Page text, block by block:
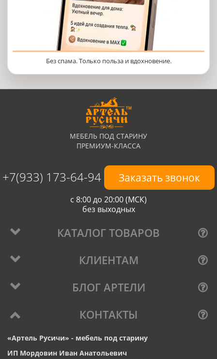
Без спама. Только польза и вдохновение.
МЕБЕЛЬ ПОД СТАРИНУ
ПРЕМИУМ-КЛАССА
+7(933) 173-64-94 Заказать звонок
с 8:00 до 20:00 (МСК)
без выходных
КАТАЛОГ ТОВАРОВ
КЛИЕНТАМ
БЛОГ АРТЕЛИ
КОНТАКТЫ
«Артель Русичи» - мебель под старину
ИП Мордовин Иван Анатольевич